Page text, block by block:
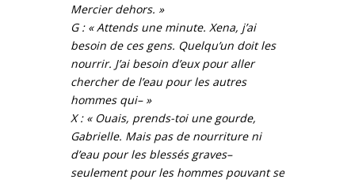
Mercier dehors. »
G : « Attends une minute. Xena, j’ai
besoin de ces gens. Quelqu’un doit les
nourrir. J’ai besoin d’eux pour aller
chercher de l’eau pour les autres
hommes qui– »
X : « Ouais, prends-toi une gourde,
Gabrielle. Mais pas de nourriture ni
d’eau pour les blessés graves–
seulement pour les hommes pouvant se